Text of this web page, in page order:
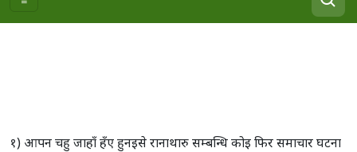
१) आपन चहु जाहाँ हँए हुनइसे रानाथारु सम्बन्धि कोइ फिर समाचार घटना